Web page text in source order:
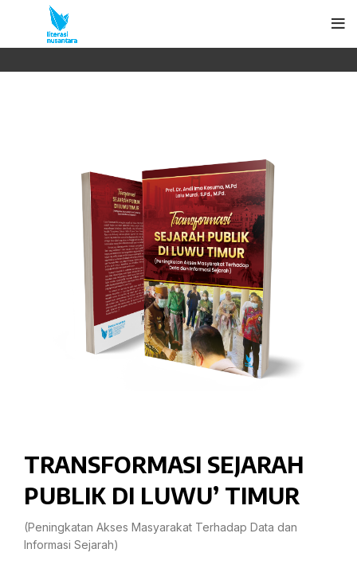
TRANSFORMASI SEJARAH
PUBLIK DI LUWU’ TIMUR
(Peningkatan Akses Masyarakat Terhadap Data dan
Informasi Sejarah)